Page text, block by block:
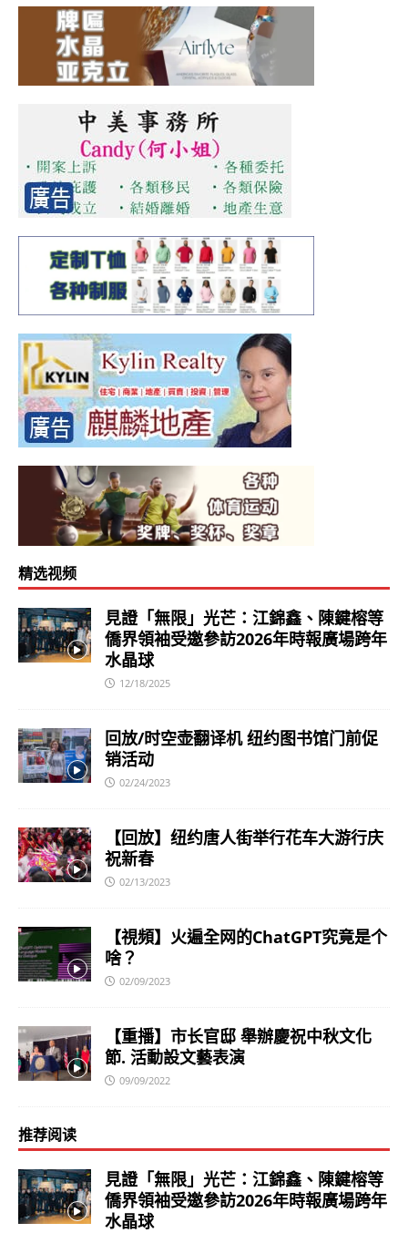
精选视频
見證「無限」光芒：江錦鑫、陳鍵榕等
僑界領袖受邀參訪2026年時報廣場跨年
水晶球
12/18/2025
回放/时空壶翻译机 纽约图书馆门前促
销活动
02/24/2023
【回放】纽约唐人街举行花车大游行庆
祝新春
02/13/2023
【視頻】火遍全网的ChatGPT究竟是个
啥？
02/09/2023
【重播】市长官邸 舉辦慶祝中秋文化
節. 活動設文藝表演
09/09/2022
推荐阅读
見證「無限」光芒：江錦鑫、陳鍵榕等
僑界領袖受邀參訪2026年時報廣場跨年
水晶球